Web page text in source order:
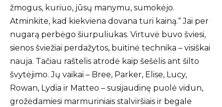
žmogus, kuriuo, jūsų manymu, sumokėjo.
Atminkite, kad kiekviena dovana turi kainą.“ Jai per
nugarą perbėgo šiurpuliukas. Virtuvė buvo šviesi,
sienos šviežiai perdažytos, buitinė technika – visiškai
nauja. Tačiau raštelis atrodė kaip šešėlis ant šilto
švytėjimo. Jų vaikai – Bree, Parker, Elise, Lucy,
Rowan, Lydia ir Matteo – susijaudinę puolė vidun,
grožėdamiesi marmuriniais stalviršiais ir begale